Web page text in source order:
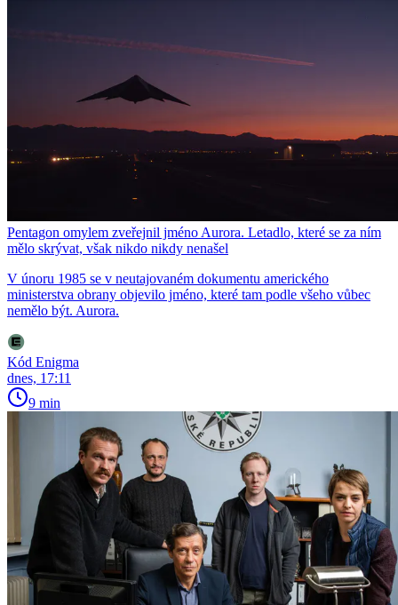
Pentagon omylem zveřejnil jméno Aurora. Letadlo, které se za ním
mělo skrývat, však nikdo nikdy nenašel
V únoru 1985 se v neutajovaném dokumentu amerického
ministerstva obrany objevilo jméno, které tam podle všeho vůbec
nemělo být. Aurora.
Kód Enigma
dnes, 17:11
9 min